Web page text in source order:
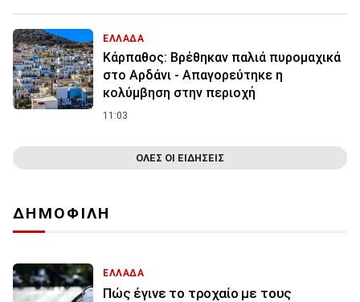
ΕΛΛΑΔΑ
Κάρπαθος: Βρέθηκαν παλιά πυρομαχικά
στο Αρδάνι - Απαγορεύτηκε η
κολύμβηση στην περιοχή
11:03
ΟΛΕΣ ΟΙ ΕΙΔΗΣΕΙΣ
ΔΗΜΟΦΙΛΗ
ΕΛΛΑΔΑ
Πώς έγινε το τροχαίο με τους